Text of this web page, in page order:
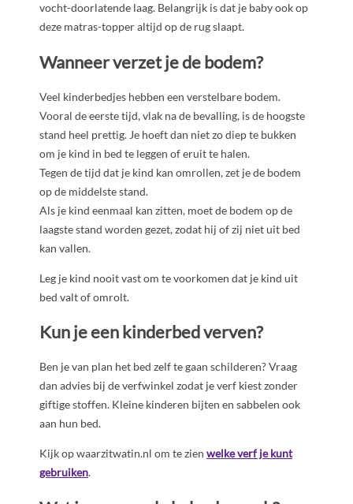
vocht-doorlatende laag. Belangrijk is dat je baby ook op
deze matras-topper altijd op de rug slaapt.
Wanneer verzet je de bodem?
Veel kinderbedjes hebben een verstelbare bodem.
Vooral de eerste tijd, vlak na de bevalling, is de hoogste
stand heel prettig. Je hoeft dan niet zo diep te bukken
om je kind in bed te leggen of eruit te halen.
Tegen de tijd dat je kind kan omrollen, zet je de bodem
op de middelste stand.
Als je kind eenmaal kan zitten, moet de bodem op de
laagste stand worden gezet, zodat hij of zij niet uit bed
kan vallen.
Leg je kind nooit vast om te voorkomen dat je kind uit
bed valt of omrolt.
Kun je een kinderbed verven?
Ben je van plan het bed zelf te gaan schilderen? Vraag
dan advies bij de verfwinkel zodat je verf kiest zonder
giftige stoffen. Kleine kinderen bijten en sabbelen ook
aan hun bed.
Kijk op waarzitwatin.nl om te zien welke verf je kunt
gebruiken.